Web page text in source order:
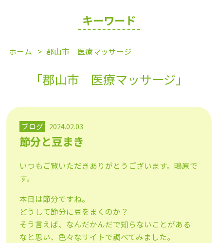
キーワード
ホーム 郡山市 医療マッサージ
「郡山市 医療マッサージ」
ブログ 2024.02.03
節分と豆まき
いつもご覧いただきありがとうございます。鴫原で
す。
本日は節分ですね。
どうして節分に豆をまくのか？
そう言えば、なんだかんだで知らないことがある
なと思い、色々なサイトで調べてみました。